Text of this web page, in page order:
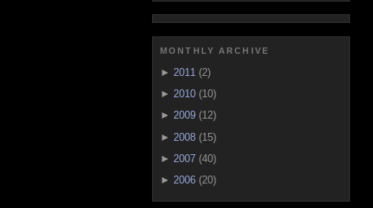
MONTHLY ARCHIVE
► 2011 (2)
► 2010 (10)
► 2009 (12)
► 2008 (15)
► 2007 (40)
► 2006 (20)